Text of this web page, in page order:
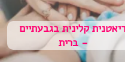
קלינית בגבעתיים
- ברית